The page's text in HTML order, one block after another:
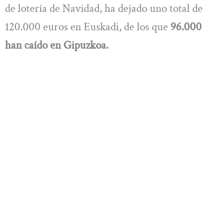
de lotería de Navidad, ha dejado uno total de
120.000 euros en Euskadi, de los que 96.000
han caído en Gipuzkoa.